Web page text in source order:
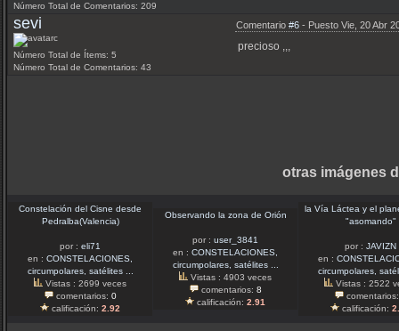
Número Total de Comentarios: 209
sevi
Número Total de Ítems: 5
Número Total de Comentarios: 43
Comentario #6 - Puesto Vie, 20 Abr
precioso ,,,
otras imágenes
Constelación del Cisne desde
Pedralba(Valencia)
por : eli71
en : CONSTELACIONES,
circumpolares, satélites ...
Vistas : 2699 veces
comentarios: 0
calificación: 2.92
Observando la zona de Orión
por : user_3841
en : CONSTELACIONES,
circumpolares, satélites ...
Vistas : 4903 veces
comentarios: 8
calificación: 2.91
la Vía Láctea y el
"asomando"
por : JAVIZN
en :
circumpolares,
Vistas : 2522
calificación: